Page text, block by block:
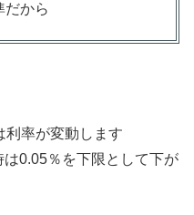
だから
率が変動します
は0.05％を下限として下が